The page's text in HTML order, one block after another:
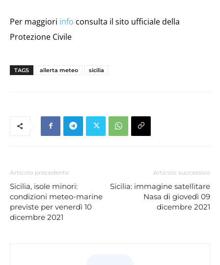
Per maggiori info consulta il sito ufficiale della
Protezione Civile
TAGS allerta meteo sicilia
Articolo precedente
Sicilia, isole minori:
condizioni meteo-marine
previste per venerdì 10
dicembre 2021
Articolo successivo
Sicilia: immagine satellitare
Nasa di giovedì 09
dicembre 2021